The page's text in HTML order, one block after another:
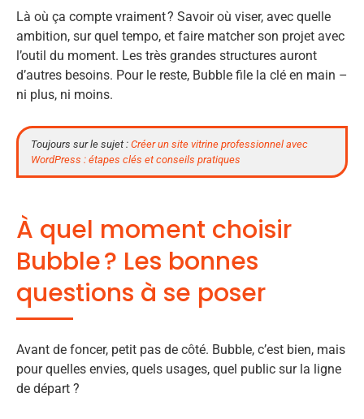
Là où ça compte vraiment ? Savoir où viser, avec quelle
ambition, sur quel tempo, et faire matcher son projet avec
l’outil du moment. Les très grandes structures auront
d’autres besoins. Pour le reste, Bubble file la clé en main –
ni plus, ni moins.
Toujours sur le sujet : Créer un site vitrine professionnel avec
WordPress : étapes clés et conseils pratiques
À quel moment choisir
Bubble ? Les bonnes
questions à se poser
Avant de foncer, petit pas de côté. Bubble, c’est bien, mais
pour quelles envies, quels usages, quel public sur la ligne
de départ ?